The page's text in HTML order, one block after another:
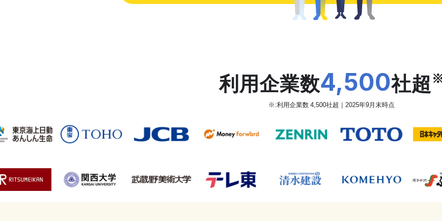
利用企業数4,500社超
※:利用企業数 4,500社超｜2025年9月末時点